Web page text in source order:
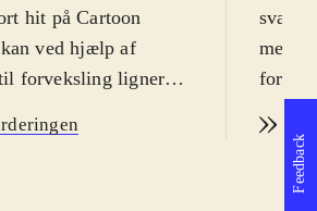
hit på Cartoon
ved hjælp af
forveksling ligner et
sig til 10
for
og
Feedback